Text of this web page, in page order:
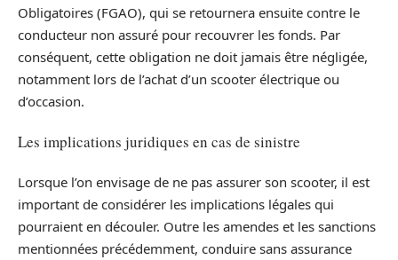
Obligatoires (FGAO), qui se retournera ensuite contre le
conducteur non assuré pour recouvrer les fonds. Par
conséquent, cette obligation ne doit jamais être négligée,
notamment lors de l’achat d’un scooter électrique ou
d’occasion.
Les implications juridiques en cas de sinistre
Lorsque l’on envisage de ne pas assurer son scooter, il est
important de considérer les implications légales qui
pourraient en découler. Outre les amendes et les sanctions
mentionnées précédemment, conduire sans assurance